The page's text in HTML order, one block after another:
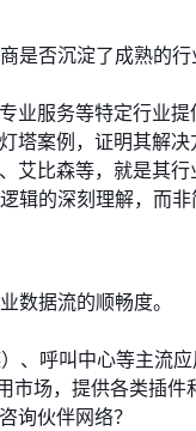
是否沉淀了成熟的行
业服务等特定行业提
塔案例，证明其解
比森等，就是其行
辑的深刻理解，而非
数据流的顺畅度。
、呼叫中心等主流
市场，提供各类插件
询伙伴网络？